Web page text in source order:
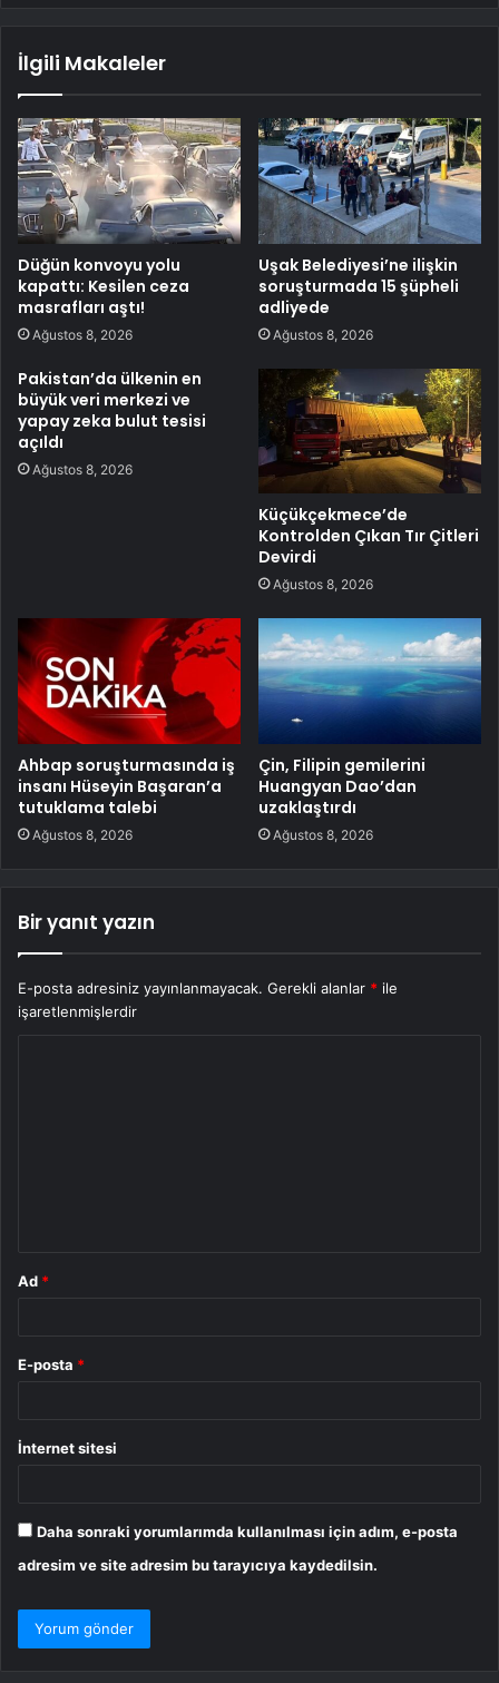
İlgili Makaleler
Düğün konvoyu yolu
kapattı: Kesilen ceza
masrafları aştı!
Ağustos 8, 2026
Uşak Belediyesi’ne ilişkin
soruşturmada 15 şüpheli
adliyede
Ağustos 8, 2026
Pakistan’da ülkenin en
büyük veri merkezi ve
yapay zeka bulut tesisi
açıldı
Ağustos 8, 2026
Küçükçekmece’de
Kontrolden Çıkan Tır Çitleri
Devirdi
Ağustos 8, 2026
Ahbap soruşturmasında iş
insanı Hüseyin Başaran’a
tutuklama talebi
Ağustos 8, 2026
Çin, Filipin gemilerini
Huangyan Dao’dan
uzaklaştırdı
Ağustos 8, 2026
Bir yanıt yazın
E-posta adresiniz yayınlanmayacak. Gerekli alanlar * ile
işaretlenmişlerdir
Ad *
E-posta *
İnternet sitesi
Daha sonraki yorumlarımda kullanılması için adım, e-posta
adresim ve site adresim bu tarayıcıya kaydedilsin.